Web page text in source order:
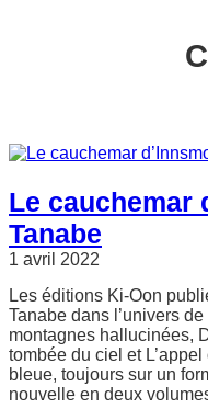
Le cauchemar
Tanabe
1 avril 2022
Les éditions Ki-Oon
Tanabe dans l’univers
montagnes hallucinées,
tombée du ciel et
bleue, toujours sur un
nouvelle en deux